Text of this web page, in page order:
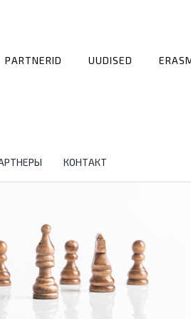
PARTNERID UUDISED
КОНТАКТ